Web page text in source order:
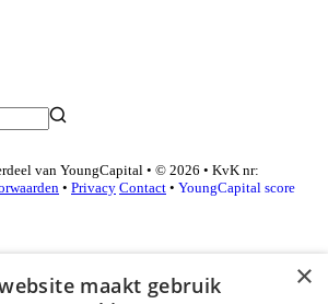
van YoungCapital • © 2026 • KvK nr:
• Privacy Contact • YoungCapital score
×
maakt gebruik